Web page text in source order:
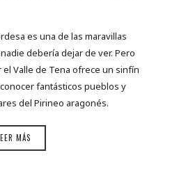
es una de las maravillas
debería dejar de ver. Pero
el Valle de Tena ofrece un sinfín
fantásticos pueblos y
del Pirineo aragonés.
MÁS